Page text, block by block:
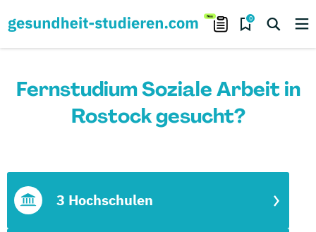
0
Fernstudium Soziale Arbeit in
Rostock gesucht?
3 Hochschulen